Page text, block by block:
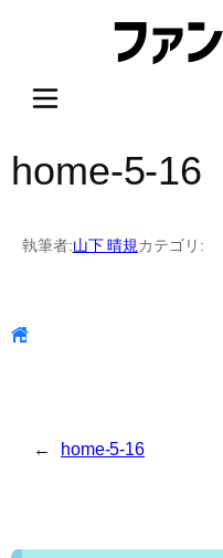
プ
home-5-16
執筆者:山下 晴規 カテゴリ:
← home-5-16